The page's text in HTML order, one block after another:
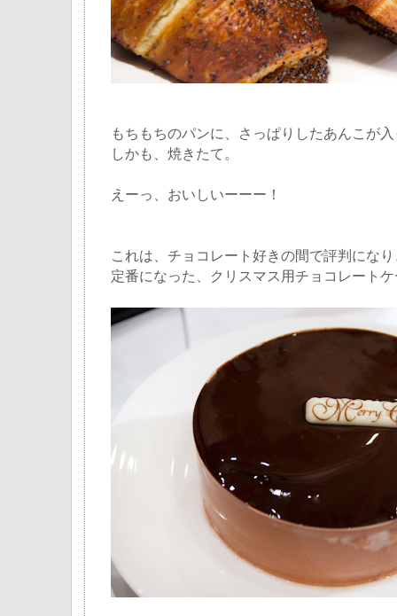
もちもちのパンに、さっぱりしたあんこが
しかも、焼きたて。
えーっ、おいしいーーー！
これは、チョコレート好きの間で評判にな
定番になった、クリスマス用チョコレート